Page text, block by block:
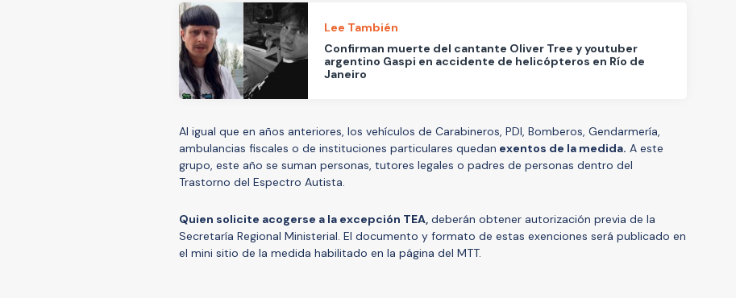
Lee También
Confirman muerte del cantante Oliver Tree y youtuber
argentino Gaspi en accidente de helicópteros en Río de
Janeiro
Al igual que en años anteriores, los vehículos de Carabineros, PDI, Bomberos, Gendarmería,
ambulancias fiscales o de instituciones particulares quedan exentos de la medida. A este
grupo, este año se suman personas, tutores legales o padres de personas dentro del
Trastorno del Espectro Autista.
Quien solicite acogerse a la excepción TEA, deberán obtener autorización previa de la
Secretaría Regional Ministerial. El documento y formato de estas exenciones será publicado en
el mini sitio de la medida habilitado en la página del MTT.